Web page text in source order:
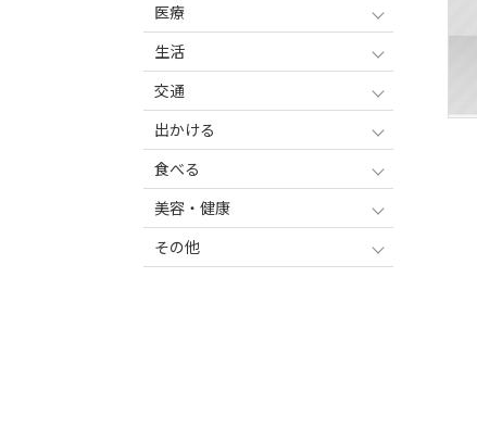
医療
生活
交通
出かける
食べる
美容・健康
その他